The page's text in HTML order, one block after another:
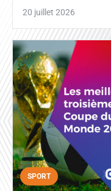
20 juillet 2026
SPORT